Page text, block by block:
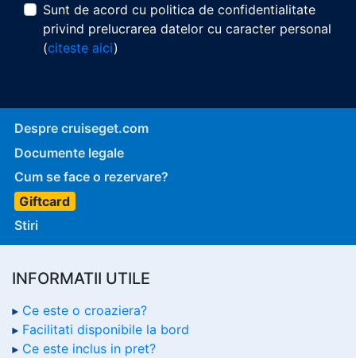
Sunt de acord cu politica de confidentialitate
privind prelucrarea datelor cu caracter personal
(citeste aici)
Despre cruiseget.com
Documente legale
Cum se face o rezervare?
Giftcard
Stiri
INFORMATII UTILE
Ce este o croaziera?
Facilitati disponibile la bord
Ce este inclus in pret?